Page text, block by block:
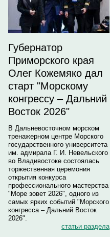
Губернатор
Приморского края
Олег Кожемяко дал
старт "Морскому
конгрессу – Дальний
Восток 2026"
В Дальневосточном морском
тренажерном центре Морского
государственного университета
им. адмирала Г. И. Невельского
во Владивостоке состоялась
торжественная церемония
открытия конкурса
профессионального мастерства
"Море зовет 2026", одного из
самых ярких событий "Морского
конгресса – Дальний Восток
2026".
статьи раздела